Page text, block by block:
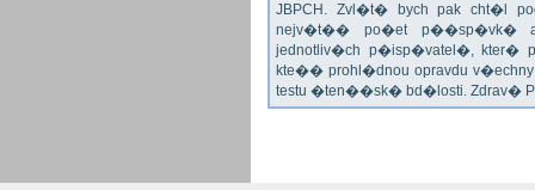
JBPCH. Zvl�t� bych pak cht�l
nejv�t�� po�et p��sp�vk�
jednotliv�ch p�isp�vatel�, kter�
kte�� prohl�dnou opravdu
testu �ten��sk� bd�losti. Zdrav�